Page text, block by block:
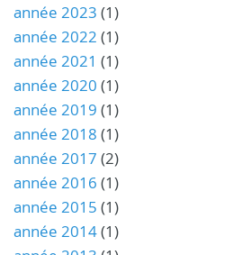
année 2023 (1)
année 2022 (1)
année 2021 (1)
année 2020 (1)
année 2019 (1)
année 2018 (1)
année 2017 (2)
année 2016 (1)
année 2015 (1)
année 2014(1)